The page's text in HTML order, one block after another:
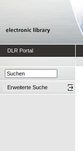
DLR Portal
Erweiterte Suche